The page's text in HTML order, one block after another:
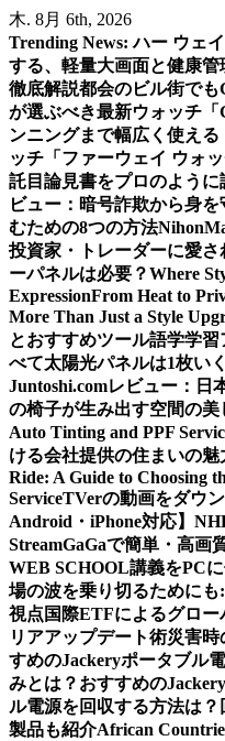
内
容
を
ス
キ
ッ
プ
木. 8月 6th, 2026
Trending News: ハー ウェ
する、軽量大画面と健康
徹底解説都会のビル街でも
が選ぶべき最新ウォッチ
ンニングまで幅広く使え
ッチ「ファーウェイ ウォ
託目論見書をプロのように
ビュー：暗号詐欺から身を
むための8つの方法
投資家・トレーダーに愛さ
ーパネルは必要？Where
ExpressionFrom Heat to
More Than Just a Style
とおすすめツール語学学習
べて太陽光パネルは1枚い
Juntoshi.comレビュー：日
の椅子が生み出す空間の美
Auto Tinting and PPF
ける会社提供の住まいの
Ride: A Guide to Choosing
ServiceTVerの動画をダウ
Android・iPhone対応】
StreamGaGaで簡単・高画
WEB SCHOOL講義をPC
場の波を乗り切るために
視点 国際ETFによるグロ
リアアップデート術災害時
すめのJackeryポータブル
みとは？おすすめの
ル電源を回収する方法は？
製品も紹介African